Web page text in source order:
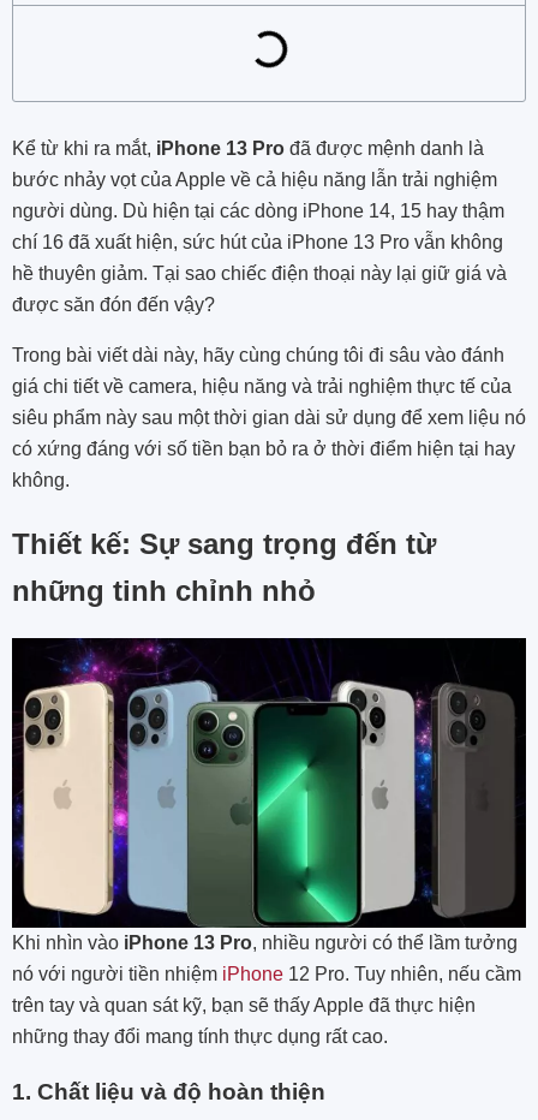
Kể từ khi ra mắt, iPhone 13 Pro đã được mệnh danh là
bước nhảy vọt của Apple về cả hiệu năng lẫn trải nghiệm
người dùng. Dù hiện tại các dòng iPhone 14, 15 hay thậm
chí 16 đã xuất hiện, sức hút của iPhone 13 Pro vẫn không
hề thuyên giảm. Tại sao chiếc điện thoại này lại giữ giá và
được săn đón đến vậy?
Trong bài viết dài này, hãy cùng chúng tôi đi sâu vào đánh
giá chi tiết về camera, hiệu năng và trải nghiệm thực tế của
siêu phẩm này sau một thời gian dài sử dụng để xem liệu nó
có xứng đáng với số tiền bạn bỏ ra ở thời điểm hiện tại hay
không.
Thiết kế: Sự sang trọng đến từ
những tinh chỉnh nhỏ
Khi nhìn vào iPhone 13 Pro, nhiều người có thể lầm tưởng
nó với người tiền nhiệm iPhone 12 Pro. Tuy nhiên, nếu cầm
trên tay và quan sát kỹ, bạn sẽ thấy Apple đã thực hiện
những thay đổi mang tính thực dụng rất cao.
1. Chất liệu và độ hoàn thiện